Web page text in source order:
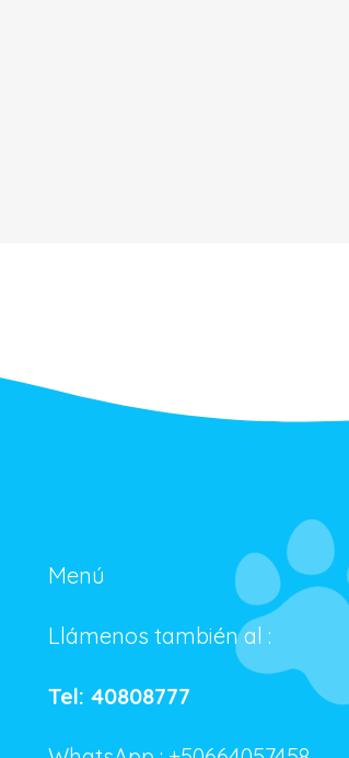
Menú
Llámenos también al :
Tel: 40808777